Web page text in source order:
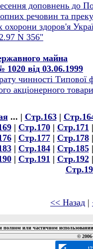
доповнень до
речовин та
охорони здоров'я
N 356"
майна
1020 від 03.06.1999
чинності Типової
акціонерного
... | Стр.163|
| Стр.170| Стр.171
| Стр.177| Стр.178
| Стр.184| Стр.185
| Стр.191 | Стр.192
<< Назад |
полном или частичном
©